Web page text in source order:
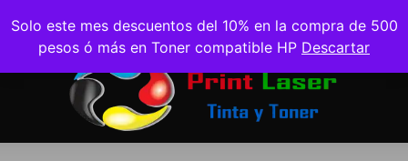
Solo este mes descuentos del 10% en la compra de 500
pesos ó más en Toner compatible HP Descartar